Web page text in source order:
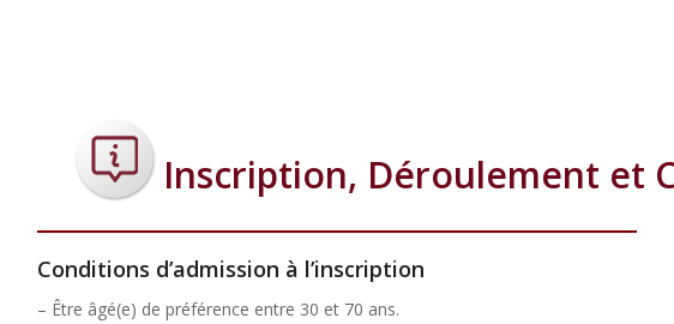
Inscription, Déroulement et
Conditions d’admission à l’inscription
– Être âgé(e) de préférence entre 30 et 70 ans.